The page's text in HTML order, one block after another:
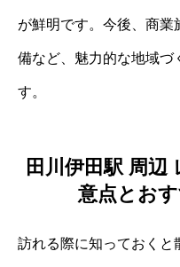
が鮮明です。今後、商
備など、魅力的な地域づ
す。
田川伊田駅 周辺
意点とお
訪れる際に知っておくと